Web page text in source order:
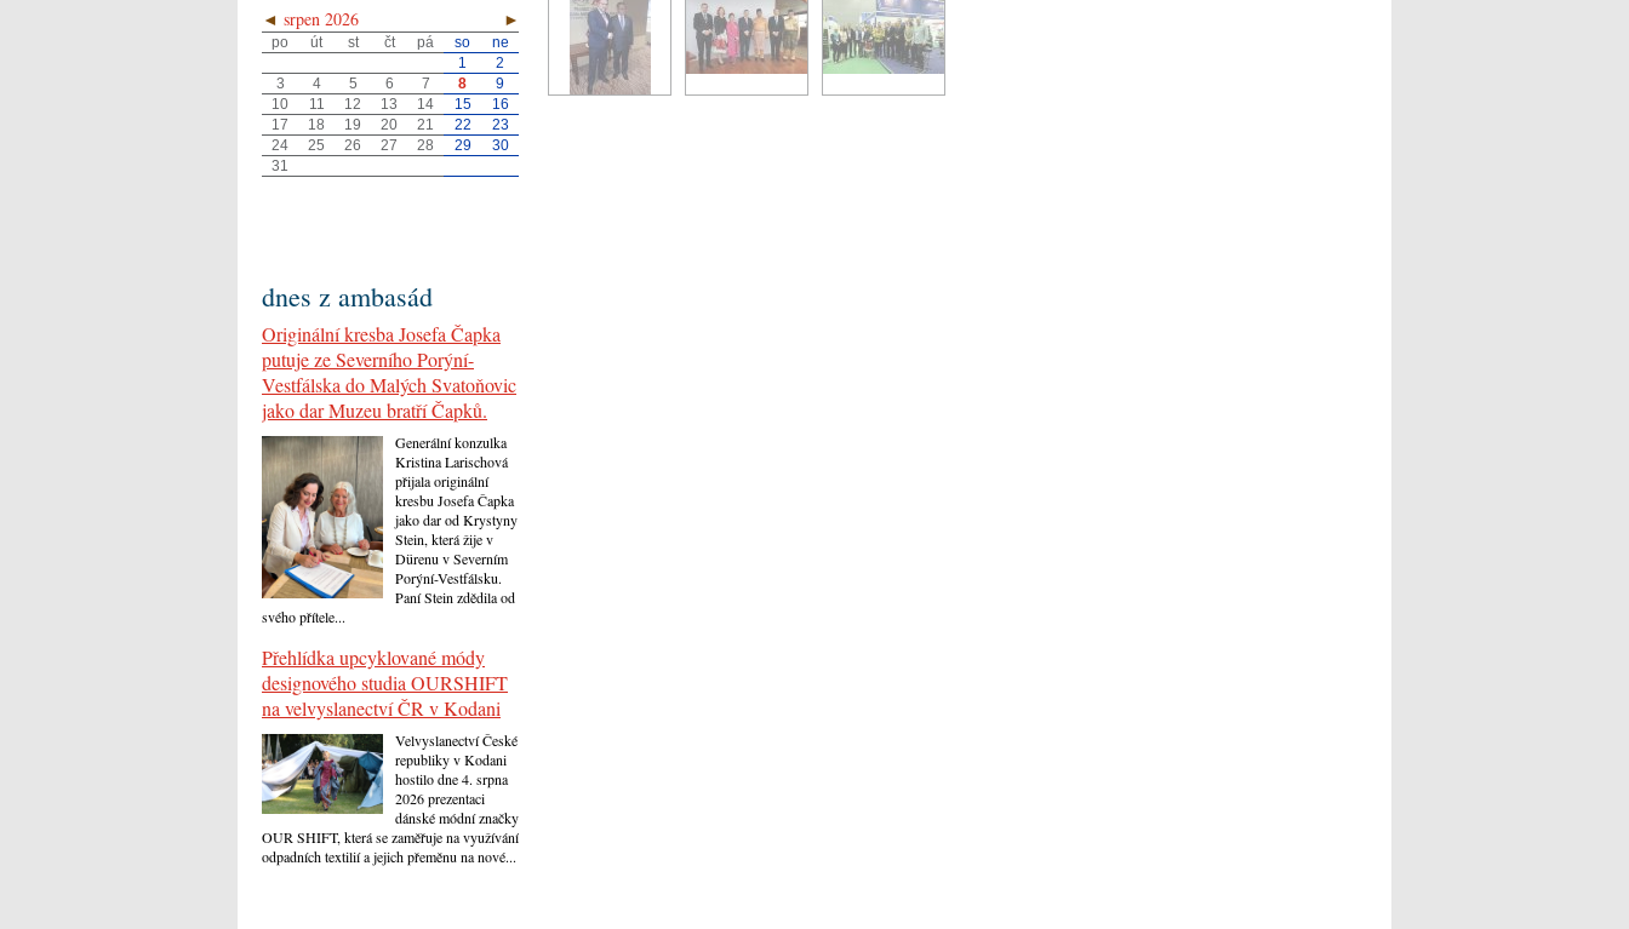
◄ ►
srpen 2026
po út st čt pá so
ne
1
2
3
4 5 6 7 8
9
10
11 12 13 14 15
16
17
18 19 20 21 22
23
24
25 26 27 28 29
30
31
dnes z ambasád
Originální kresba Josefa Čapka
putuje ze Severního Porýní-
Vestfálska do Malých Svatoňovic
jako dar Muzeu bratří Čapků.
Generální konzulka
Kristina Larischová
přijala originální
kresbu Josefa Čapka
jako dar od Krystyny
Stein, která žije v
Dürenu v Severním
Porýní-Vestfálsku.
Paní Stein zdědila od
svého přítele...
Přehlídka upcyklované módy
designového studia OURSHIFT
na velvyslanectví ČR v Kodani
Velvyslanectví České
republiky v Kodani
hostilo dne 4. srpna
2026 prezentaci
dánské módní značky
OUR SHIFT, která se zaměřuje na využívání
odpadních textilií a jejich přeměnu na nové...